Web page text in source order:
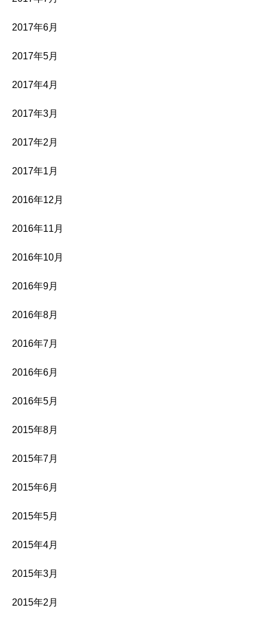
2017年6月
2017年5月
2017年4月
2017年3月
2017年2月
2017年1月
2016年12月
2016年11月
2016年10月
2016年9月
2016年8月
2016年7月
2016年6月
2016年5月
2015年8月
2015年7月
2015年6月
2015年5月
2015年4月
2015年3月
2015年2月